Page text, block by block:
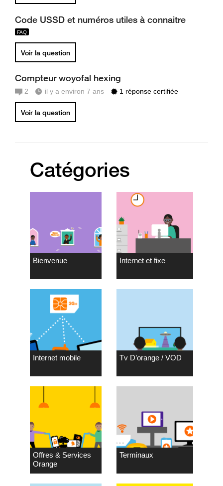
Code USSD et numéros utiles à connaitre
Voir la question
Compteur woyofal hexing
2 il y a environ 7 ans 1 réponse certifiée
Voir la question
Catégories
Bienvenue Internet et fixe
Internet mobile Tv D’orange / VOD
Offres & Services
Orange
Terminaux